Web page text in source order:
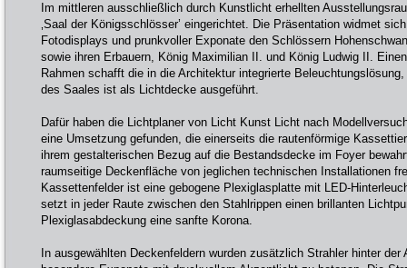
Im mittleren ausschließlich durch Kunstlicht erhellten
‚Saal der Königsschlösser’ eingerichtet. Die Präsentation widmet
Fotodisplays und prunkvoller Exponate den Schlössern
sowie ihren Erbauern, König Maximilian II. und König Ludwig II.
Rahmen schafft die in die Architektur integrierte
des Saales ist als Lichtdecke ausgeführt.
Dafür haben die Lichtplaner von Licht Kunst Licht nach
eine Umsetzung gefunden, die einerseits die rautenförmige
ihrem gestalterischen Bezug auf die Bestandsdecke im Foyer
raumseitige Deckenfläche von jeglichen technischen Installationen
Kassettenfelder ist eine gebogene Plexiglasplatte mit LED-
setzt in jeder Raute zwischen den Stahlrippen einen brillanten
Plexiglasabdeckung eine sanfte Korona.
In ausgewählten Deckenfeldern wurden zusätzlich Strahler hinter